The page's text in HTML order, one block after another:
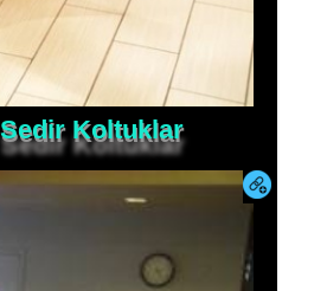
Sedir Koltuklar